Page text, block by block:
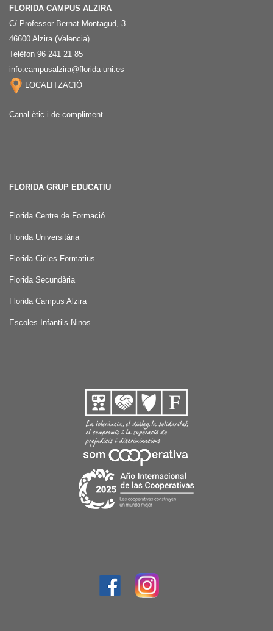
FLORIDA CAMPUS ALZIRA
C/ Professor Bernat Montagud, 3
46600 Alzira (Valencia)
Telèfon 96 241 21 85
info.campusalzira@florida-uni.es
LOCALITZACIÓ
Canal ètic i de compliment
FLORIDA GRUP EDUCATIU
Florida Centre de Formació
Florida Universitària
Florida Cicles Formatius
Florida Secundària
Florida Campus Alzira
Escoles Infantils Ninos